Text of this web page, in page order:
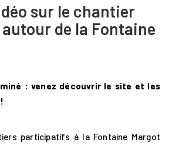
sur le chantier
de la Fontaine
: venez découvrir le site et les
participatifs à la Fontaine Margot